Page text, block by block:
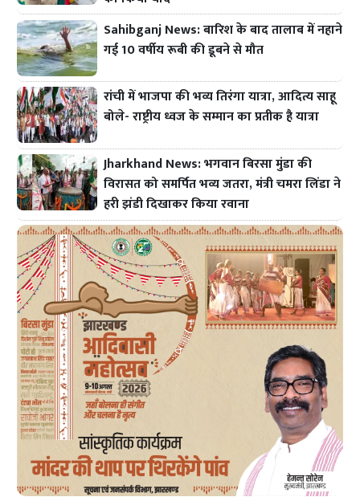
Sahibganj News: बारिश के बाद तालाब में नहाने
गई 10 वर्षीय रूबी की डूबने से मौत
रांची में भाजपा की भव्य तिरंगा यात्रा, आदित्य साहू
बोले- राष्ट्रीय ध्वज के सम्मान का प्रतीक है यात्रा
Jharkhand News: भगवान बिरसा मुंडा की
विरासत को समर्पित भव्य जतरा, मंत्री चमरा लिंडा ने
हरी झंडी दिखाकर किया रवाना